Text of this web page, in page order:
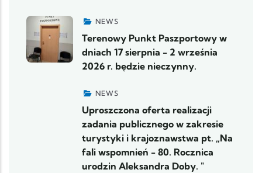
NEWS
Terenowy Punkt Paszportowy w
dniach 17 sierpnia - 2 września
2026 r. będzie nieczynny.
NEWS
Uproszczona oferta realizacji
zadania publicznego w zakresie
turystyki i krajoznawstwa pt. „Na
fali wspomnień - 80. Rocznica
urodzin Aleksandra Doby. "